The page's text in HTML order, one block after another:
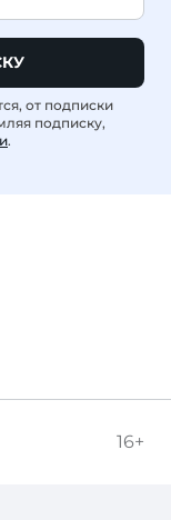
от подписки
подписку,
.
16+